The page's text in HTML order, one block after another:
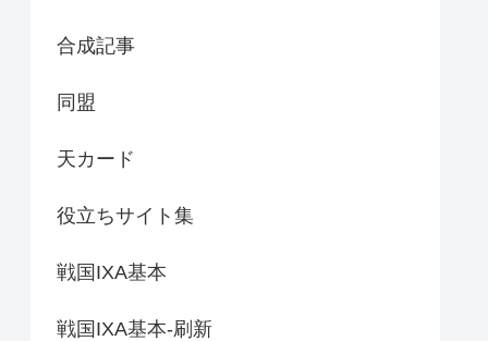
合成記事
同盟
天カード
役立ちサイト集
戦国IXA基本
戦国IXA基本-刷新